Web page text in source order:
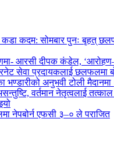
कडा कदम: सोमबार पुनः बृहत्
आरसी दीपक कंडेल,
सेवा प्रदायकलाई छलफलमा
भण्डारीको अनुभवी टोली
वर्तमान नेतृत्वलाई
नेपबोर्न एफसी ३–० ले पराजित